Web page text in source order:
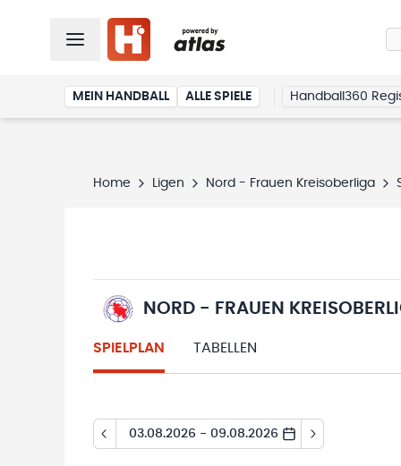
MEIN HANDBALL ALLE SPIELE Handball360
Home Ligen Nord - Frauen Kreisoberliga
NORD - FRAUEN
SPIELPLAN TABELLEN
03.08.2026 - 09.08.2026